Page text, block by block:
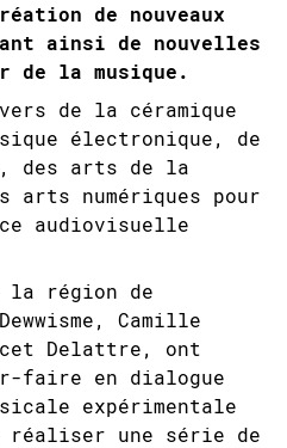
de nouveaux
ainsi de nouvelles
de la musique.
de la céramique
électronique, de
des arts de la
arts numériques pour
audiovisuelle
la région de
Camille
Delattre, ont
faire en dialogue
expérimentale
réaliser une série de